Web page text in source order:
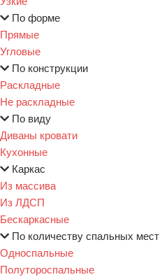
По форме
Прямые
Угловые
По конструкции
Раскладные
Не раскладные
По виду
Диваны кровати
Кухонные
Каркас
Из массива
Из ЛДСП
Бескаркасные
По количеству спальных мест
Односпальные
Полутороспальные